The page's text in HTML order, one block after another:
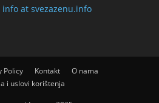
info at svezazenu.info
Policy Kontakt
O nama
i uslovi korištenja